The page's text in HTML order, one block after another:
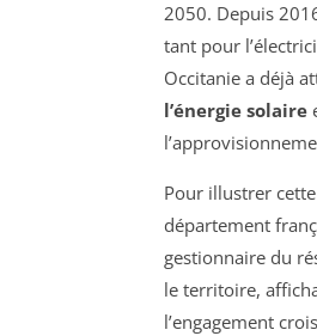
2050. Depuis
tant pour
Occitanie a déjà
l’énergie solaire
Pour illustrer
département
gestionnaire du
le territoire,
l’engagement